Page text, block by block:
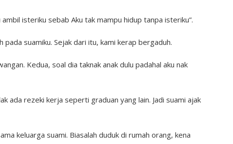
ambil isteriku sebab Aku tak mampu hidup tanpa isteriku”.
pada suamiku. Sejak dari itu, kami kerap bergaduh.
Kedua, soal dia taknak anak dulu padahal aku nak
ada rezeki kerja seperti graduan yang lain. Jadi suami ajak
keluarga suami. Biasalah duduk di rumah orang, kena